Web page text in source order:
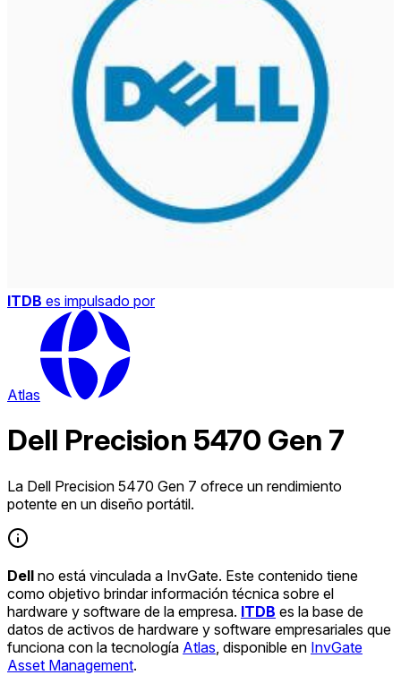
ITDB es impulsado por
Atlas
Dell Precision 5470 Gen 7
La Dell Precision 5470 Gen 7 ofrece un rendimiento
potente en un diseño portátil.
Dell no está vinculada a InvGate. Este contenido tiene
como objetivo brindar información técnica sobre el
hardware y software de la empresa. ITDB es la base de
datos de activos de hardware y software empresariales que
funciona con la tecnología Atlas , disponible en InvGate
Asset Management.